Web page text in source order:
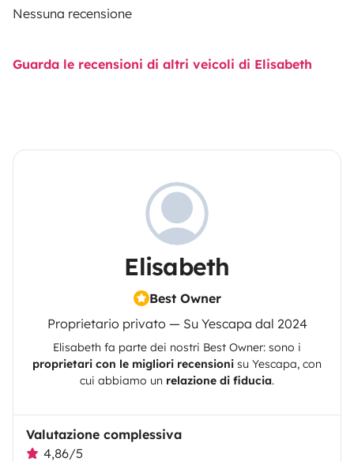
Nessuna recensione
Guarda le recensioni di altri veicoli di Elisabeth
Elisabeth
Best Owner
Proprietario privato — Su Yescapa dal 2024
Elisabeth fa parte dei nostri Best Owner: sono i
proprietari con le migliori recensioni su Yescapa, con
cui abbiamo un relazione di fiducia.
Valutazione complessiva
4,86/5